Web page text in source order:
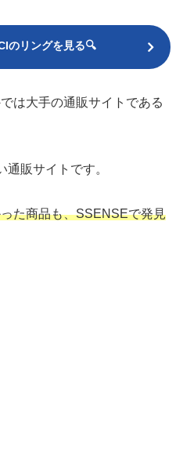
のリングを見る🔍
は大手の通販サイトである
通販サイトです。
た商品も、SSENSEで発見